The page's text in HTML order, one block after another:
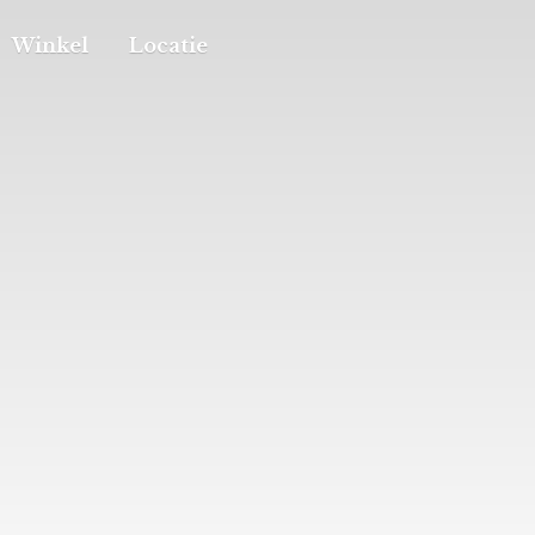
Winkel Locatie